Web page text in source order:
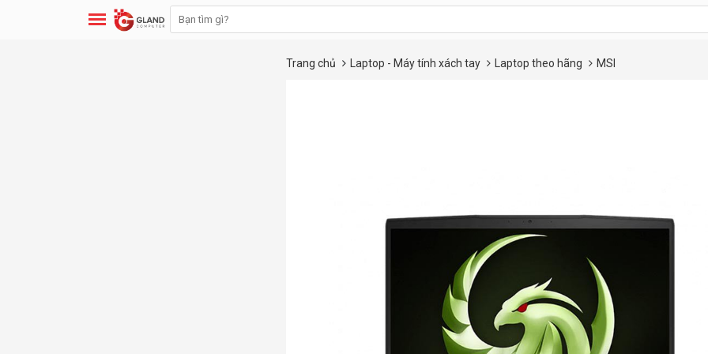
Trang chủ Laptop - Máy tính xách tay Laptop theo hãng MSI